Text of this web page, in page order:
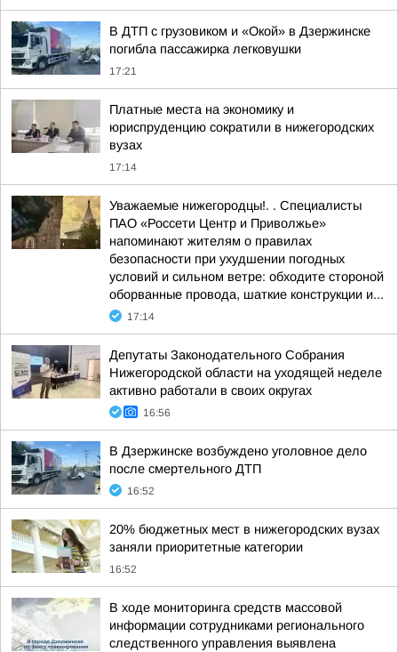
В ДТП с грузовиком и «Окой» в Дзержинске
погибла пассажирка легковушки
17:21
Платные места на экономику и
юриспруденцию сократили в нижегородских
вузах
17:14
Уважаемые нижегородцы!. . Специалисты
ПАО «Россети Центр и Приволжье»
напоминают жителям о правилах
безопасности при ухудшении погодных
условий и сильном ветре: обходите стороной
оборванные провода, шаткие конструкции и...
17:14
Депутаты Законодательного Собрания
Нижегородской области на уходящей неделе
активно работали в своих округах
16:56
В Дзержинске возбуждено уголовное дело
после смертельного ДТП
16:52
20% бюджетных мест в нижегородских вузах
заняли приоритетные категории
16:52
В ходе мониторинга средств массовой
информации сотрудниками регионального
следственного управления выявлена